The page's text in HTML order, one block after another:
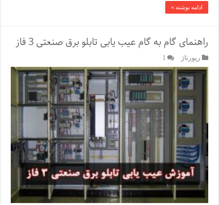
ادامه نوشته »
راهنمای گام به گام عیب یابی تابلو برق صنعتی 3 فاز
رپورتاژ‌ 1